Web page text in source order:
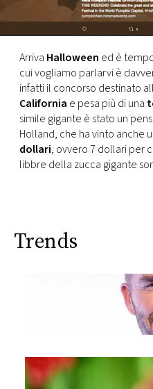
PRINCIPATO
DI
MONACO
RMC
CONSIGLIA
Arriva Halloween ed è
cui vogliamo parlarvi è
infatti il concorso destinato
California e pesa più di una
simile gigante è stato un
Holland, che ha vinto anche
dollari, ovvero 7 dollari per
libbre della zucca gigante
Trends